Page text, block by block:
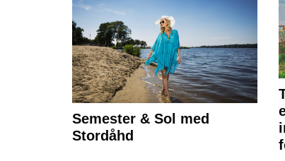
Semester & Sol med
Stordåhd